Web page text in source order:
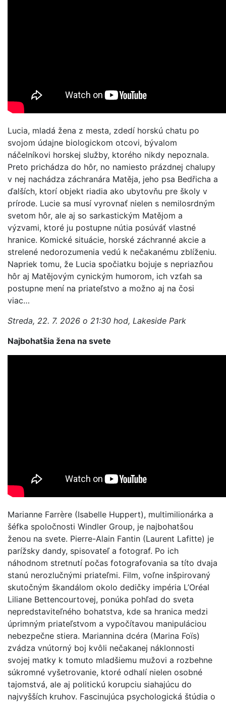
Lucia, mladá žena z mesta, zdedí horskú chatu po
svojom údajne biologickom otcovi, bývalom
náčelníkovi horskej služby, ktorého nikdy nepoznala.
Preto prichádza do hôr, no namiesto prázdnej chalupy
v nej nachádza záchranára Matěja, jeho psa Bedřicha a
ďalších, ktorí objekt riadia ako ubytovňu pre školy v
prírode. Lucie sa musí vyrovnať nielen s nemilosrdným
svetom hôr, ale aj so sarkastickým Matějom a
výzvami, ktoré ju postupne nútia posúváť vlastné
hranice. Komické situácie, horské záchranné akcie a
strelené nedorozumenia vedú k nečakanému zblíženiu.
Napriek tomu, že Lucia spočiatku bojuje s nepriazňou
hôr aj Matějovým cynickým humorom, ich vzťah sa
postupne mení na priateľstvo a možno aj na čosi
viac…
Streda, 22. 7. 2026 o 21:30 hod, Lakeside Park
Najbohatšia žena na svete
Marianne Farrère (Isabelle Huppert), multimilionárka a
šéfka spoločnosti Windler Group, je najbohatšou
ženou na svete. Pierre-Alain Fantin (Laurent Lafitte) je
parížsky dandy, spisovateľ a fotograf. Po ich
náhodnom stretnutí počas fotografovania sa títo dvaja
stanú nerozlučnými priateľmi. Film, voľne inšpirovaný
skutočným škandálom okolo dedičky impéria L’Oréal
Liliane Bettencourtovej, ponúka pohľad do sveta
nepredstaviteľného bohatstva, kde sa hranica medzi
úprimným priateľstvom a vypočítavou manipuláciou
nebezpečne stiera. Mariannina dcéra (Marina Foïs)
zvádza vnútorný boj kvôli nečakanej náklonnosti
svojej matky k tomuto mladšiemu mužovi a rozbehne
súkromné vyšetrovanie, ktoré odhalí nielen osobné
tajomstvá, ale aj politickú korupciu siahajúcu do
najvyšších kruhov. Fascinujúca psychologická štúdia o